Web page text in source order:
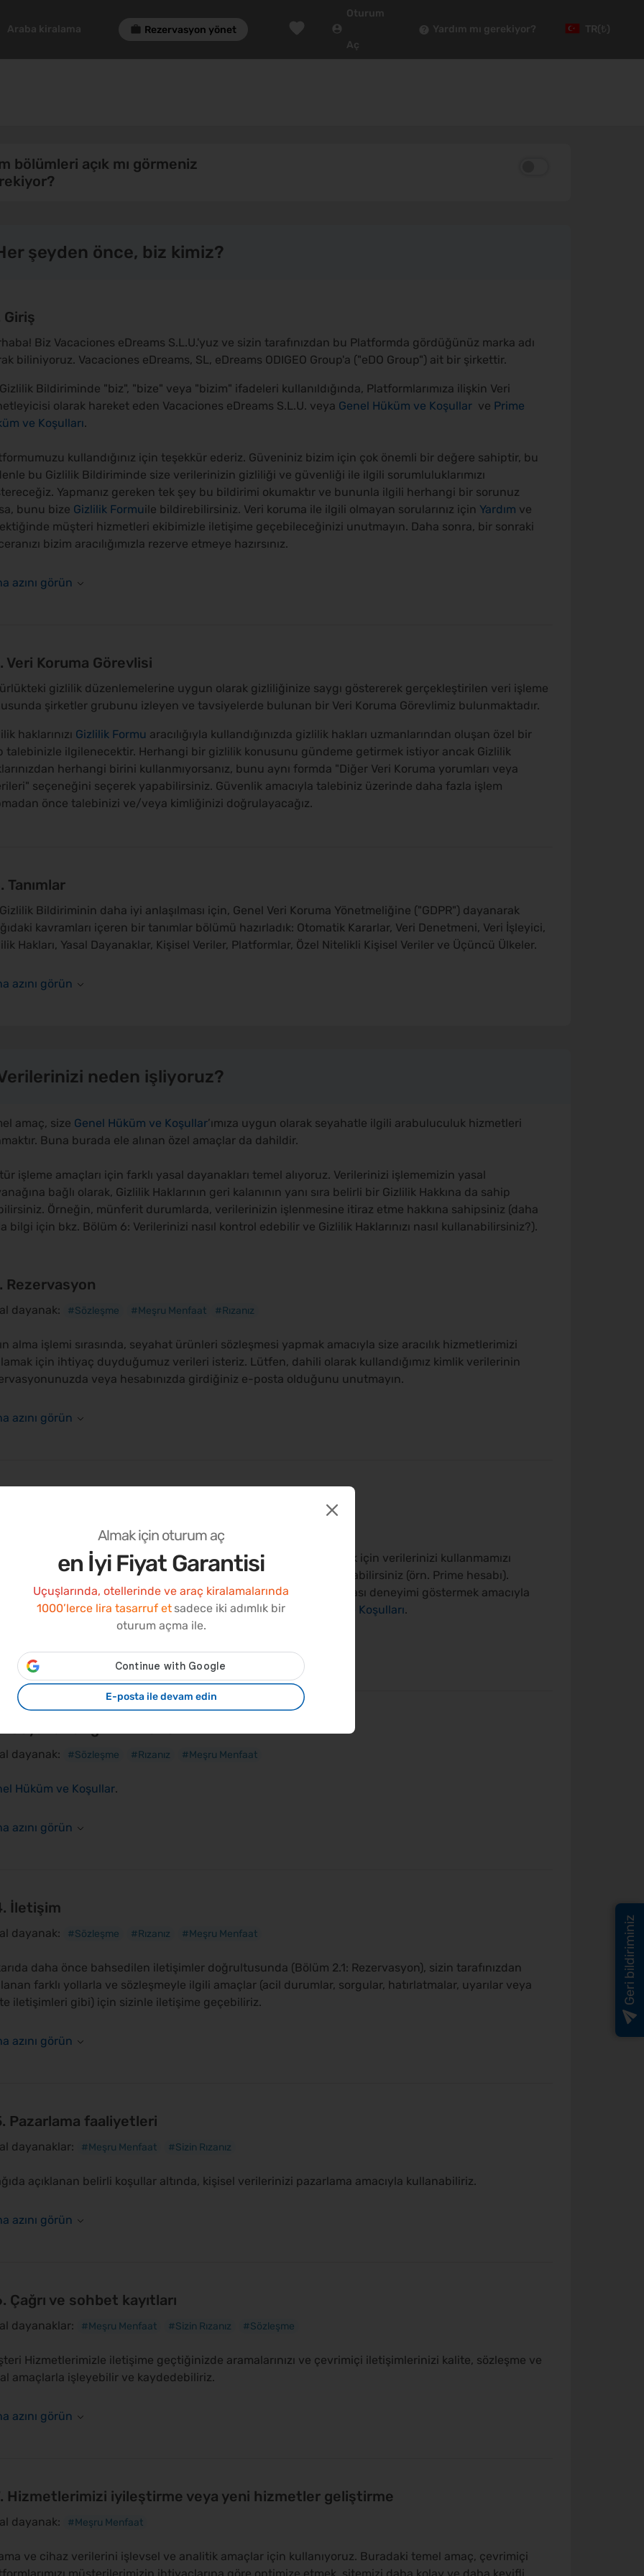
Araba kiralama Ucuza tatilRezervasyon yönet
Oturum
Aç
Yardım mı gerekiyor? TR(₺)
bölümleri açık mı görmeniz
şeyden önce, biz kimiz?
Giriş
Biz Vacaciones eDreams S.L.U.'yuz ve sizin tarafınızdan bu Platformda gördüğünüz marka adı
biliniyoruz. Vacaciones eDreams, SL, eDreams ODIGEO Group'a ("eDO Group") ait bir şirkettir.
Bildiriminde "biz", "bize" veya "bizim" ifadeleri kullanıldığında, Platformlarımıza ilişkin Veri
olarak hareket eden Vacaciones eDreams S.L.U. veya Genel Hüküm ve Koşullar ve Prime
ve Koşulları.
kullandığınız için teşekkür ederiz. Güveniniz bizim için çok önemli bir değere sahiptir, bu
bu Gizlilik Bildiriminde size verilerinizin gizliliği ve güvenliği ile ilgili sorumluluklarımızı
Yapmanız gereken tek şey bu bildirimi okumaktır ve bununla ilgili herhangi bir sorunuz
bunu bize Gizlilik Formuile bildirebilirsiniz. Veri koruma ile ilgili olmayan sorularınız için Yardım ve
müşteri hizmetleri ekibimizle iletişime geçebileceğinizi unutmayın. Daha sonra, bir sonraki
bizim aracılığımızla rezerve etmeye hazırsınız.
Veri Koruma Görevlisi
gizlilik düzenlemelerine uygun olarak gizliliğinize saygı göstererek gerçekleştirilen veri işleme
şirketler grubunu izleyen ve tavsiyelerde bulunan bir Veri Koruma Görevlimiz bulunmaktadır.
haklarınızı Gizlilik Formu aracılığıyla kullandığınızda gizlilik hakları uzmanlarından oluşan özel bir
talebinizle ilgilenecektir. Herhangi bir gizlilik konusunu gündeme getirmek istiyor ancak Gizlilik
herhangi birini kullanmıyorsanız, bunu aynı formda "Diğer Veri Koruma yorumları veya
seçeneğini seçerek yapabilirsiniz. Güvenlik amacıyla talebiniz üzerinde daha fazla işlem
önce talebinizi ve/veya kimliğinizi doğrulayacağız.
Tanımlar
Bildiriminin daha iyi anlaşılması için, Genel Veri Koruma Yönetmeliğine ("GDPR") dayanarak
kavramları içeren bir tanımlar bölümü hazırladık: Otomatik Kararlar, Veri Denetmeni, Veri İşleyici,
Hakları, Yasal Dayanaklar, Kişisel Veriler, Platformlar, Özel Nitelikli Kişisel Veriler ve Üçüncü Ülkeler.
neden işliyoruz?
amaç, size Genel Hüküm ve Koşullar’ımıza uygun olarak seyahatle ilgili arabuluculuk hizmetleri
Buna burada ele alınan özel amaçlar da dahildir.
işleme amaçları için farklı yasal dayanakları temel alıyoruz. Verilerinizi işlememizin yasal
bağlı olarak, Gizlilik Haklarının geri kalanının yanı sıra belirli bir Gizlilik Hakkına da sahip
Örneğin, münferit durumlarda, verilerinizin işlenmesine itiraz etme hakkına sahipsiniz (daha
bilgi için bkz. Bölüm 6: Verilerinizi nasıl kontrol edebilir ve Gizlilik Haklarınızı nasıl kullanabilirsiniz?).
Rezervasyon
dayanak: #Sözleşme #Meşru Menfaat #Rızanız
alma işlemi sırasında, seyahat ürünleri sözleşmesi yapmak amacıyla size aracılık hizmetlerimizi
için ihtiyaç duyduğumuz verileri isteriz. Lütfen, dahili olarak kullandığımız kimlik verilerinin
veya hesabınızda girdiğiniz e-posta olduğunu unutmayın.
bir kullanıcı hesabı oluşturarak hesabınızı yönetmek için verilerinizi kullanmamızı
Müşterilerimize yönelik programlarımıza da abone olabilirsiniz (örn. Prime hesabı).
size en uygun seyahat rezervasyonu ve rezervasyon sonrası deneyimi göstermek amacıyla
ve böylelikle Genel Hüküm ve Koşullarve Prime Hüküm ve Koşulları.
dayanak: #Sözleşme #Rızanız #Meşru Menfaat
Hüküm ve Koşullar.
İletişim
dayanak: #Sözleşme #Rızanız #Meşru Menfaat
daha önce bahsedilen iletişimler doğrultusunda (Bölüm 2.1: Rezervasyon), sizin tarafınızdan
farklı yollarla ve sözleşmeyle ilgili amaçlar (acil durumlar, sorgular, hatırlatmalar, uyarılar veya
iletişimleri gibi) için sizinle iletişime geçebiliriz.
Pazarlama faaliyetleri
dayanaklar: #Meşru Menfaat #Sizin Rızanız
açıklanan belirli koşullar altında, kişisel verilerinizi pazarlama amacıyla kullanabiliriz.
Çağrı ve sohbet kayıtları
dayanaklar: #Meşru Menfaat #Sizin Rızanız #Sözleşme
Hizmetlerimizle iletişime geçtiğinizde aramalarınızı ve çevrimiçi iletişimlerinizi kalite, sözleşme ve
amaçlarla işleyebilir ve kaydedebiliriz.
Hizmetlerimizi iyileştirme veya yeni hizmetler geliştirme
dayanak: #Meşru Menfaat
ve cihaz verilerini işlevsel ve analitik amaçlar için kullanıyoruz. Buradaki temel amaç, çevrimiçi
Geri bildiriminiz
Almak için oturum aç
en İyi Fiyat Garantisi
Uçuşlarında, otellerinde ve araç kiralamalarında
1000’lerce lira tasarruf etsadece iki adımlık bir
oturum açma ile.
E-posta ile devam edin